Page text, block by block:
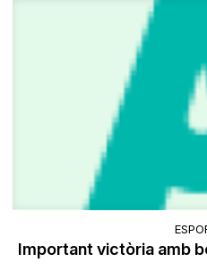
Important victòria amb